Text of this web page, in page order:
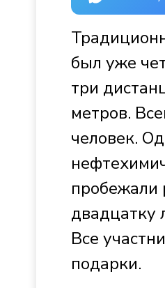
был уже
три
метров.
человек.
пробежали
двадцатку
Все
подарки.